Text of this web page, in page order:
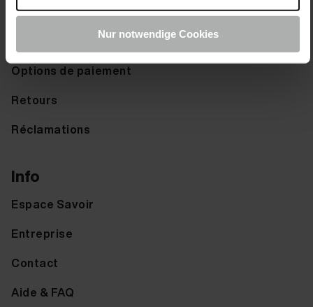
Nur notwendige Cookies
Droit de rétractation
Options d'expédition
Options de paiement
Retours
Réclamations
Info
Espace Savoir
Entreprise
Contact
Aide & FAQ